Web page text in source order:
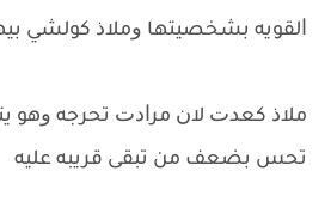
ﺍﻟﻘﻮﻳﻪ ﺑﺸﺨﺼﻴﺘﻬﺎ ﻭﻣﻼﺫ ﻛﻮﻟﺸﻲ
ﻣﻼﺫ ﻛﻌﺪﺕ ﻻﻥ ﻣﺮﺍﺩﺕ ﺗﺤﺮﺟﻪ ﻭﻫﻮ
ﺗﺤﺲ ﺑﻀﻌﻒ ﻣﻦ ﺗﺒﻘﻰ ﻗﺮﻳﺒﻪ ﻋﻠﻴﻪ